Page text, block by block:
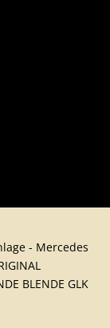
- Mercedes
BLENDE GLK